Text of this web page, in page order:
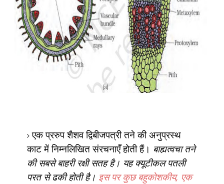
एक प्ररुप शैशव द्विबीजपत्री तने की अनुप्रस्थ
काट में निम्नलिखित संरचनाएँ होती हैं। बाह्यत्वचा तने
की सबसे बाहरी रक्षी सतह है। यह क्यूटीकल पतली
परत से ढकी होती है। इस पर कुछ बहुकोशकीय, एक